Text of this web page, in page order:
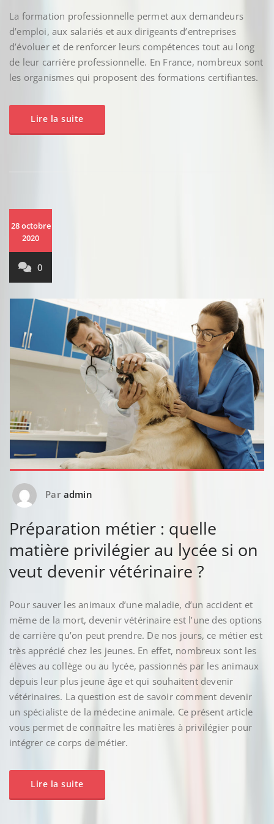
La formation professionnelle permet aux demandeurs
d’emploi, aux salariés et aux dirigeants d’entreprises
d’évoluer et de renforcer leurs compétences tout au long
de leur carrière professionnelle. En France, nombreux sont
les organismes qui proposent des formations certifiantes.
Lire la suite
28 octobre
2020
0
Par admin
Préparation métier : quelle
matière privilégier au lycée si on
veut devenir vétérinaire ?
Pour sauver les animaux d’une maladie, d’un accident et
même de la mort, devenir vétérinaire est l’une des options
de carrière qu’on peut prendre. De nos jours, ce métier est
très apprécié chez les jeunes. En effet, nombreux sont les
élèves au collège ou au lycée, passionnés par les animaux
depuis leur plus jeune âge et qui souhaitent devenir
vétérinaires. La question est de savoir comment devenir
un spécialiste de la médecine animale. Ce présent article
vous permet de connaître les matières à privilégier pour
intégrer ce corps de métier.
Lire la suite